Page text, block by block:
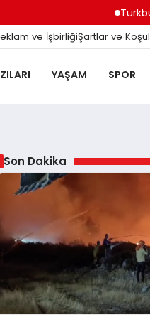
ve İşbirliğiŞartlar ve
YAŞAM SPOR
Son Dakika